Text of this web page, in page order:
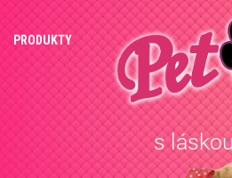
PRODUKTY
s